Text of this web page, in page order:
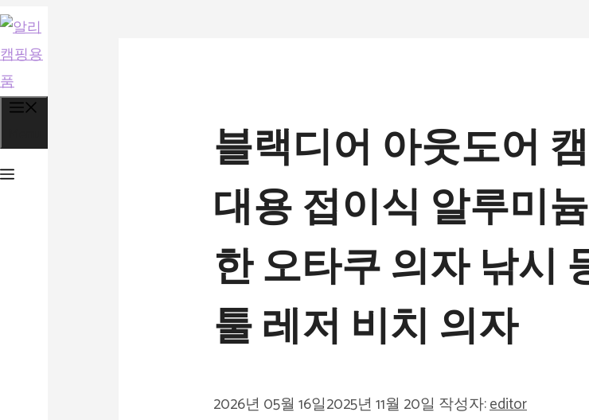
블랙디어 아웃도어
대용 접이식 알루미
한 오타쿠 의자 낚시
툴 레저 비치 의자
2026년 05월 16일2025년 11월 20일 작성자:editor